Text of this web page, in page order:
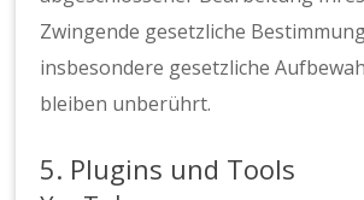
Zwingende gesetzliche
insbesondere gesetzliche
bleiben unberührt.
5. Plugins und Tools